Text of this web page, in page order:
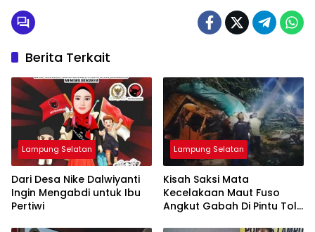
Berita Terkait
Lampung Selatan
Dari Desa Nike Dalwiyanti
Ingin Mengabdi untuk Ibu
Pertiwi
Lampung Selatan
Kisah Saksi Mata
Kecelakaan Maut Fuso
Angkut Gabah Di Pintu Tol